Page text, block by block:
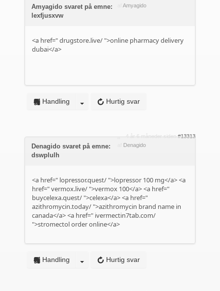
Amyagido
Amyagido svaret på emne:
lexfjusxvw
<a href="drugstore.live/ ">online pharmacy delivery
dubai</a>
Hurtig svar
Handling
4 år 6 måneder siden #13313
Denagido
Denagido svaret på emne:
dswplulh
<a href=" lopressor.quest/ ">lopressor 100 mg</a> <a
href="vermox.live/ ">vermox 100</a> <a href="
buycelexa.quest/ ">celexa</a> <a href="
azithromycin.today/ ">azithromycin brand name in
canada</a> <a href=" ivermectin7tab.com/
">stromectol order online</a>
Hurtig svar
Handling